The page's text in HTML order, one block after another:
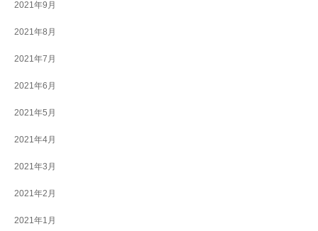
2021年9月
2021年8月
2021年7月
2021年6月
2021年5月
2021年4月
2021年3月
2021年2月
2021年1月